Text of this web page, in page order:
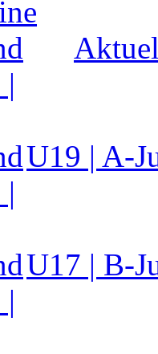
U19 | A-
U17 | B-